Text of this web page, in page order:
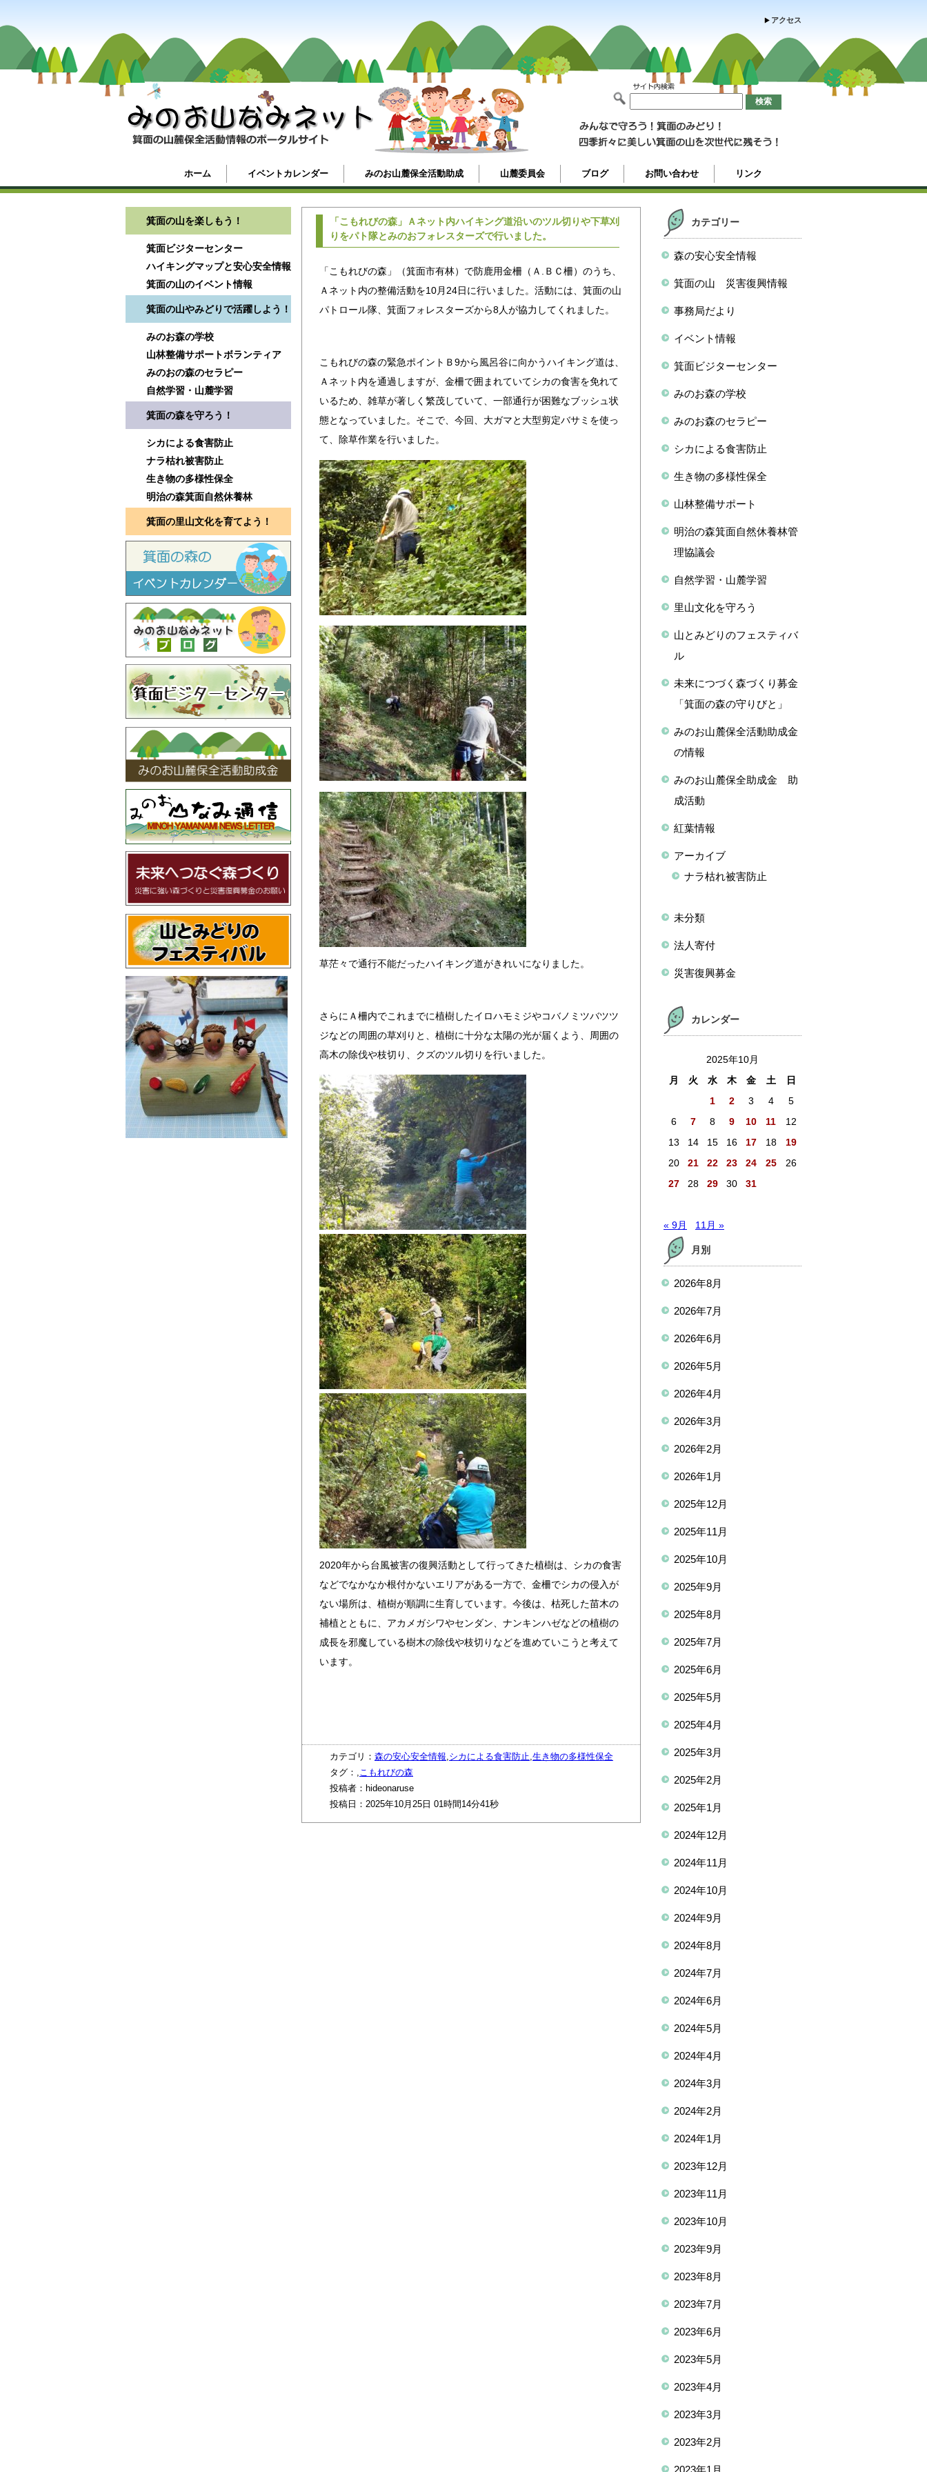
アクセス
ホーム イベントカレンダー みのお山麓保全活動助成 山麓委員会 ブログ お問い合わせ リンク
箕面の山を楽しもう！
箕面ビジターセンター
ハイキングマップと安心安全情報
箕面の山のイベント情報
箕面の山やみどりで活躍しよう！
みのお森の学校
山林整備サポートボランティア
みのおの森のセラピー
自然学習・山麓学習
箕面の森を守ろう！
シカによる食害防止
ナラ枯れ被害防止
生き物の多様性保全
明治の森箕面自然休養林
箕面の里山文化を育てよう！
「こもれびの森」Ａネット内ハイキング道沿いのツル切りや下草刈
りをパト隊とみのおフォレスターズで行いました。
「こもれびの森」（箕面市有林）で防鹿用金柵（Ａ.ＢＣ柵）のうち、
Ａネット内の整備活動を10月24日に行いました。活動には、箕面の山
パトロール隊、箕面フォレスターズから8人が協力してくれました。
こもれびの森の緊急ポイントＢ9から風呂谷に向かうハイキング道は、
Ａネット内を通過しますが、金柵で囲まれていてシカの食害を免れて
いるため、雑草が著しく繁茂していて、一部通行が困難なブッシュ状
態となっていました。そこで、今回、大ガマと大型剪定バサミを使っ
て、除草作業を行いました。
草茫々で通行不能だったハイキング道がきれいになりました。
さらにＡ柵内でこれまでに植樹したイロハモミジやコバノミツバツツ
ジなどの周囲の草刈りと、植樹に十分な太陽の光が届くよう、周囲の
高木の除伐や枝切り、クズのツル切りを行いました。
2020年から台風被害の復興活動として行ってきた植樹は、シカの食害
などでなかなか根付かないエリアがある一方で、金柵でシカの侵入が
ない場所は、植樹が順調に生育しています。今後は、枯死した苗木の
補植とともに、アカメガシワやセンダン、ナンキンハゼなどの植樹の
成長を邪魔している樹木の除伐や枝切りなどを進めていこうと考えて
います。
カテゴリ： 森の安心安全情報 シカによる食害防止 生き物の多様性保全
タグ：,
こもれびの森
投稿者：hideonaruse
投稿日：2025年10月25日 01時間14分41秒
カテゴリー
森の安心安全情報
箕面の山 災害復興情報
事務局だより
イベント情報
箕面ビジターセンター
みのお森の学校
みのお森のセラピー
シカによる食害防止
生き物の多様性保全
山林整備サポート
明治の森箕面自然休養林管
理協議会
自然学習・山麓学習
里山文化を守ろう
山とみどりのフェスティバ
ル
未来につづく森づくり募金
「箕面の森の守りびと」
みのお山麓保全活動助成金
の情報
みのお山麓保全助成金 助
成活動
紅葉情報
アーカイブ
ナラ枯れ被害防止
未分類
法人寄付
災害復興募金
カレンダー
2025年10月
月
火 水 木 金 土
日
1
2 3 4
5
6
7 8 9 10 11
12
13
14 15 16 17 18
19
20
21 22 23 24 25
26
27
28 29 30 31
« 9月 11月 »
月別
2026年8月
2026年7月
2026年6月
2026年5月
2026年4月
2026年3月
2026年2月
2026年1月
2025年12月
2025年11月
2025年10月
2025年9月
2025年8月
2025年7月
2025年6月
2025年5月
2025年4月
2025年3月
2025年2月
2025年1月
2024年12月
2024年11月
2024年10月
2024年9月
2024年8月
2024年7月
2024年6月
2024年5月
2024年4月
2024年3月
2024年2月
2024年1月
2023年12月
2023年11月
2023年10月
2023年9月
2023年8月
2023年7月
2023年6月
2023年5月
2023年4月
2023年3月
2023年2月
2023年1月